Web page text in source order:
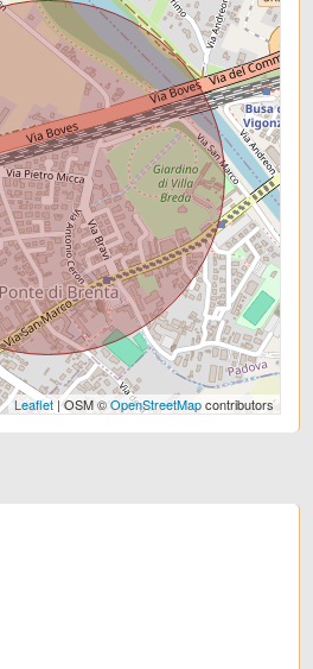
Leaflet| OSM ©OpenStreetMapcontributors